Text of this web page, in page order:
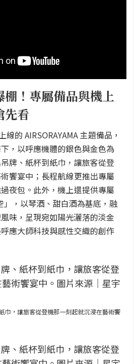
！專屬備品與機上
先看
的 AIRSORAYAMA 主題備品，
，以呼應機體的銀色與金色為
牌、紙杯到紙巾，讓旅客從登
饗宴中；長程航線更推出專屬
夜包。此外，機上還提供專屬
」，以琴酒、甜白酒為基底，融
味，呈現宛如陽光灑落的淡金
應大師科技與感性交織的創作
巾，讓旅客從登機那一刻起就沉浸在藝術饗